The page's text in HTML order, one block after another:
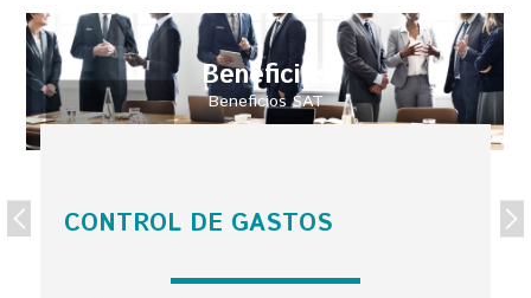
Beneficios
Beneficios SAT
CONTROL DE GASTOS